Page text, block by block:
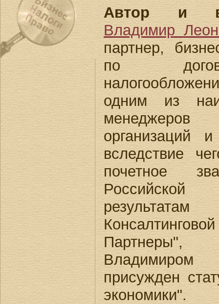
Автор и
Владимир
партнер,
по
одним из
организаций
вследствие
почетное
присужден
экономики".